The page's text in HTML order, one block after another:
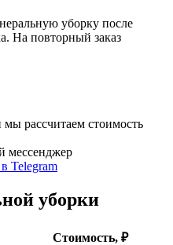
уборку после
На повторный заказ
мы рассчитаем стоимость
мессенджер
Telegram
уборки
Стоимость, ₽